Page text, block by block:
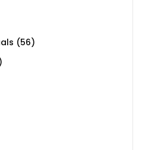
5656